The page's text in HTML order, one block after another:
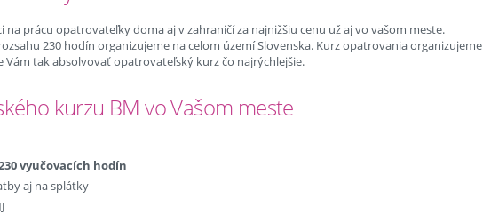
na prácu opatrovateľky doma aj v zahraničí za najnižšiu cenu už aj vo vašom meste.
230 hodín organizujeme na celom území Slovenska. Kurz opatrovania organizujeme
tak absolvovať opatrovateľský kurz čo najrýchlejšie.
kurzu BM vo Vašom meste
vyučovacích hodín
aj na splátky